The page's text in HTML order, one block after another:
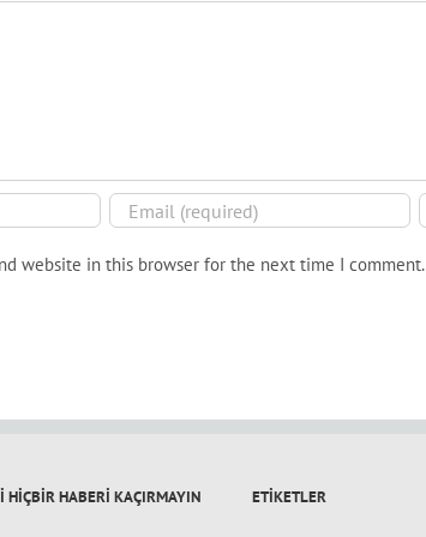
website in this browser for the next time I comment.
HABERİ KAÇIRMAYIN ETIKETLER